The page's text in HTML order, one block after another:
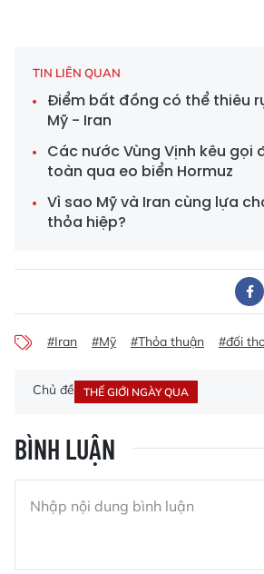
TIN LIÊN QUAN
Điểm bất đồng có thể thiêu
Mỹ - Iran
Các nước Vùng Vịnh kêu gọi
toàn qua eo biển Hormuz
Vì sao Mỹ và Iran cùng lựa
thỏa hiệp?
#Iran #Mỹ #Thỏa thuận #đối
Chủ đề THẾ GIỚI NGÀY QUA
BÌNH LUẬN